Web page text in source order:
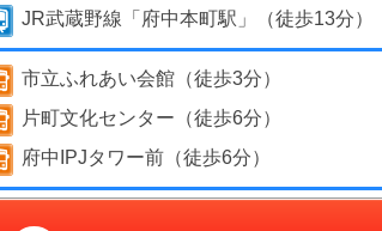
JR武蔵野線「府中本町駅」（徒歩13分）
市立ふれあい会館（徒歩3分）
片町文化センター（徒歩6分）
府中IPJタワー前（徒歩6分）